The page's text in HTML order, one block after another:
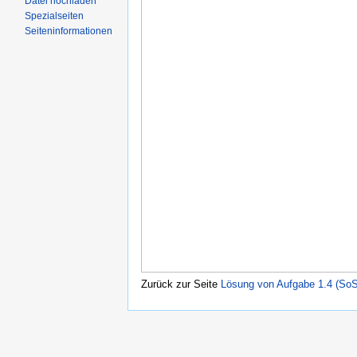
Zurück zur Seite Lösung von Aufgabe 1.4
Spezialseiten
Seiteninformationen